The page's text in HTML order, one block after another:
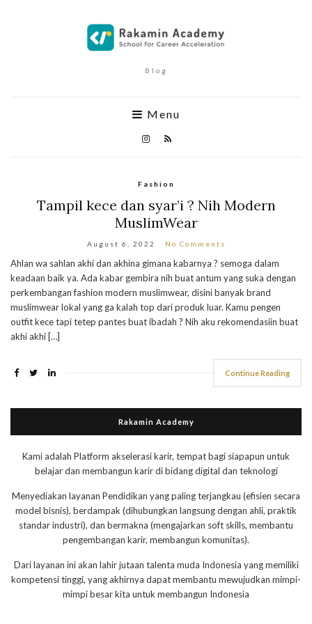
Blog
Menu
Fashion
Tampil kece dan syar’i ? Nih Modern
MuslimWear
August 6, 2022 No Comments
Ahlan wa sahlan akhi dan akhina gimana kabarnya ? semoga dalam
keadaan baik ya. Ada kabar gembira nih buat antum yang suka dengan
perkembangan fashion modern muslimwear, disini banyak brand
muslimwear lokal yang ga kalah top dari produk luar. Kamu pengen
outfit kece tapi tetep pantes buat ibadah ? Nih aku rekomendasiin buat
akhi akhi […]
Continue Reading
Rakamin Academy
Kami adalah Platform akselerasi karir, tempat bagi siapapun untuk
belajar dan membangun karir di bidang digital dan teknologi
Menyediakan layanan Pendidikan yang paling terjangkau (efisien secara
model bisnis), berdampak (dihubungkan langsung dengan ahli, praktik
standar industri), dan bermakna (mengajarkan soft skills, membantu
pengembangan karir, membangun komunitas).
Dari layanan ini akan lahir jutaan talenta muda Indonesia yang memiliki
kompetensi tinggi, yang akhirnya dapat membantu mewujudkan mimpi-
mimpi besar kita untuk membangun Indonesia